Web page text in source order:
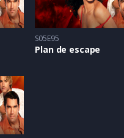
S05E95
Plan de escape